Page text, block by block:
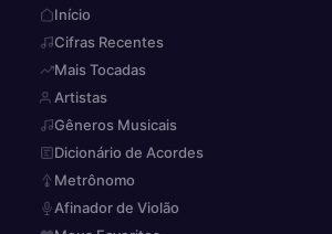
Início
Cifras Recentes
Mais Tocadas
Artistas
Gêneros Musicais
Dicionário de Acordes
Metrônomo
Afinador de Violão